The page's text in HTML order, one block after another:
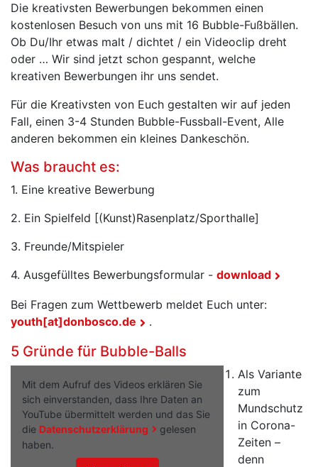
Die kreativsten Bewerbungen bekommen einen
kostenlosen Besuch von uns mit 16 Bubble-Fußbällen.
Ob Du/Ihr etwas malt / dichtet / ein Videoclip dreht
oder … Wir sind jetzt schon gespannt, welche
kreativen Bewerbungen ihr uns sendet.
Für die Kreativsten von Euch gestalten wir auf jeden
Fall, einen 3-4 Stunden Bubble-Fussball-Event, Alle
anderen bekommen ein kleines Dankeschön.
Was braucht es:
1. Eine kreative Bewerbung
2. Ein Spielfeld [(Kunst)Rasenplatz/Sporthalle]
3. Freunde/Mitspieler
4. Ausgefülltes Bewerbungsformular - download
Bei Fragen zum Wettbewerb meldet Euch unter:
youth[at]donbosco.de
.
5 Gründe für Bubble-Balls
Mit dem Aufruf des Videos erklären Sie
sich einverstanden, dass Ihre Daten an
YouTube übermittelt werden und das Sie
die Datenschutzerklärung
gelesen
haben.
Als Variante
zum
Mundschutz
in Corona-
Zeiten –
denn